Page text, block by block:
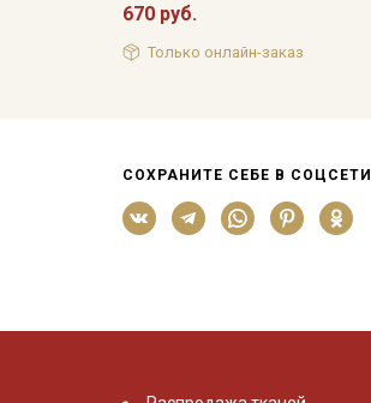
670 руб.
Только онлайн-заказ
СОХРАНИТЕ СЕБЕ В СОЦСЕТИ